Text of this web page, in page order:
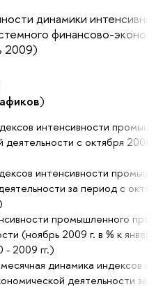
динамики
финансово-
2009)
)
интенсивности
с октября 2008
интенсивности
за период с
промышленного
(ноябрь 2009 г. в % к
- 2009 гг.)
динамика индексов
деятельности за